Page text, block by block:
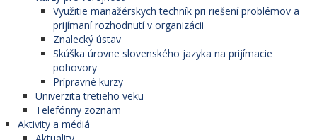
Využitie manažérskych techník pri riešení problémov a
prijímaní rozhodnutí v organizácii
Znalecký ústav
Skúška úrovne slovenského jazyka na prijímacie
pohovory
Prípravné kurzy
Univerzita tretieho veku
Telefónny zoznam
Aktivity a médiá